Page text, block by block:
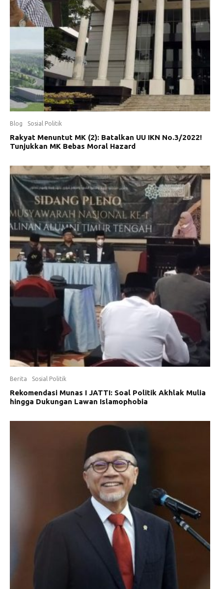
Blog Sosial Politik
Rakyat Menuntut MK (2): Batalkan UU IKN No.3/2022!
Tunjukkan MK Bebas Moral Hazard
Berita Sosial Politik
Rekomendasi Munas I JATTI: Soal Politik Akhlak Mulia
hingga Dukungan Lawan Islamophobia